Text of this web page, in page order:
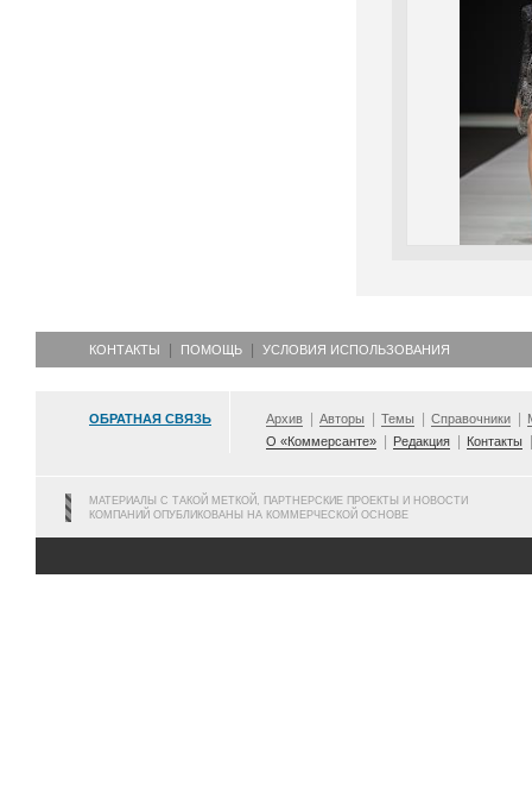
КОНТАКТЫ ПОМОЩЬ УСЛОВИЯ ИСПОЛЬЗОВАНИЯ
ОБРАТНАЯ СВЯЗЬ Архив Авторы Темы Справочники
О «Коммерсанте»
Редакция Контакты
МАТЕРИАЛЫ С ТАКОЙ МЕТКОЙ, ПАРТНЕРСКИЕ ПРОЕКТЫ И НОВОСТИ
КОМПАНИЙ ОПУБЛИКОВАНЫ НА КОММЕРЧЕСКОЙ ОСНОВЕ